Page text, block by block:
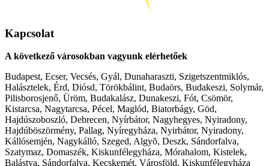
Kapcsolat
A következő városokban vagyunk elérhetőek
Budapest, Ecser, Vecsés, Gyál, Dunaharaszti, Szigetszentmiklós,
Halásztelek, Érd, Diósd, Törökbálint, Budaörs, Budakeszi, Solymár,
Pilisborosjenő, Üröm, Budakalász, Dunakeszi, Fót, Csömör,
Kistarcsa, Nagytarcsa, Pécel, Maglód, Biatorbágy, Göd,
Hajdúszoboszló, Debrecen, Nyírbátor, Nagyhegyes, Nyiradony,
Hajdúböszörmény, Pallag, Nyíregyháza, Nyirbátor, Nyiradony,
Kállósemjén, Nagykálló, Szeged, Algyõ, Deszk, Sándorfalva,
Szatymaz, Domaszék, Kiskunfélegyháza, Mórahalom, Kistelek,
Balástya, Sándorfalva, Kecskemét, Városföld, Kiskunfélegyháza